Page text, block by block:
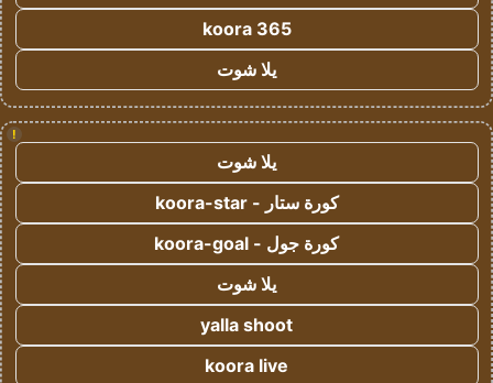
koora 365
يلا شوت
!
يلا شوت
كورة ستار - koora-star
كورة جول - koora-goal
يلا شوت
yalla shoot
koora live